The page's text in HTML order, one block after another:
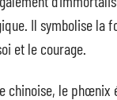
Il symbolise la
et le courage.
chinoise, le phœnix